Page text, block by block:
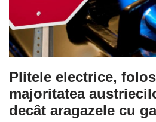
Plitele electrice,
majoritatea
decât aragazele cu